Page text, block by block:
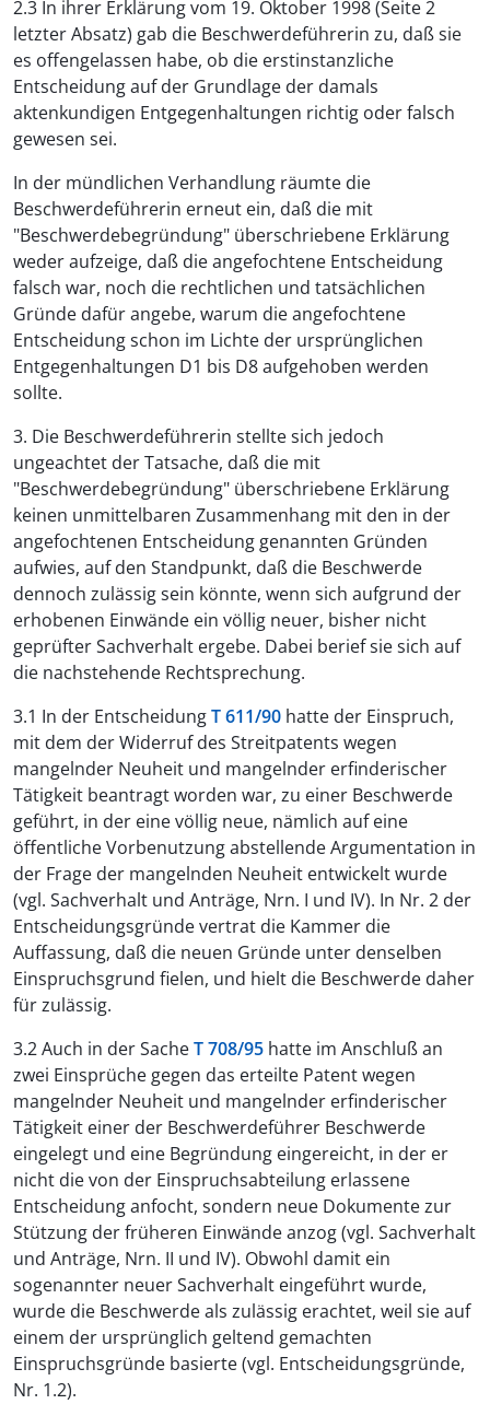
2.3 In ihrer Erklärung vom 19. Oktober 1998 (Seite 2
letzter Absatz) gab die Beschwerdeführerin zu, daß sie
es offengelassen habe, ob die erstinstanzliche
Entscheidung auf der Grundlage der damals
aktenkundigen Entgegenhaltungen richtig oder falsch
gewesen sei.
In der mündlichen Verhandlung räumte die
Beschwerdeführerin erneut ein, daß die mit
"Beschwerdebegründung" überschriebene Erklärung
weder aufzeige, daß die angefochtene Entscheidung
falsch war, noch die rechtlichen und tatsächlichen
Gründe dafür angebe, warum die angefochtene
Entscheidung schon im Lichte der ursprünglichen
Entgegenhaltungen D1 bis D8 aufgehoben werden
sollte.
3. Die Beschwerdeführerin stellte sich jedoch
ungeachtet der Tatsache, daß die mit
"Beschwerdebegründung" überschriebene Erklärung
keinen unmittelbaren Zusammenhang mit den in der
angefochtenen Entscheidung genannten Gründen
aufwies, auf den Standpunkt, daß die Beschwerde
dennoch zulässig sein könnte, wenn sich aufgrund der
erhobenen Einwände ein völlig neuer, bisher nicht
geprüfter Sachverhalt ergebe. Dabei berief sie sich auf
die nachstehende Rechtsprechung.
3.1 In der EntscheidungT 611/90 hatte der Einspruch,
mit dem der Widerruf des Streitpatents wegen
mangelnder Neuheit und mangelnder erfinderischer
Tätigkeit beantragt worden war, zu einer Beschwerde
geführt, in der eine völlig neue, nämlich auf eine
öffentliche Vorbenutzung abstellende Argumentation in
der Frage der mangelnden Neuheit entwickelt wurde
(vgl. Sachverhalt und Anträge, Nrn. I und IV). In Nr. 2 der
Entscheidungsgründe vertrat die Kammer die
Auffassung, daß die neuen Gründe unter denselben
Einspruchsgrund fielen, und hielt die Beschwerde daher
für zulässig.
3.2 Auch in der SacheT 708/95 hatte im Anschluß an
zwei Einsprüche gegen das erteilte Patent wegen
mangelnder Neuheit und mangelnder erfinderischer
Tätigkeit einer der Beschwerdeführer Beschwerde
eingelegt und eine Begründung eingereicht, in der er
nicht die von der Einspruchsabteilung erlassene
Entscheidung anfocht, sondern neue Dokumente zur
Stützung der früheren Einwände anzog (vgl. Sachverhalt
und Anträge, Nrn. II und IV). Obwohl damit ein
sogenannter neuer Sachverhalt eingeführt wurde,
wurde die Beschwerde als zulässig erachtet, weil sie auf
einem der ursprünglich geltend gemachten
Einspruchsgründe basierte (vgl. Entscheidungsgründe,
Nr. 1.2).